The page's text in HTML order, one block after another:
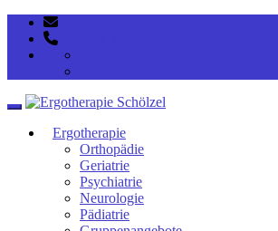
Toggle navigation
Ergotherapie
Orthopädie
Geriatrie
Psychiatrie
Neurologie
Pädiatrie